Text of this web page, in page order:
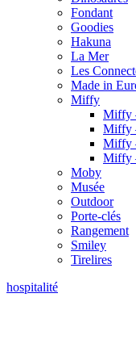
Fondant
Goodies
Hakuna
La Mer
Les
Made in
Miffy
Miffy
Miffy
Miffy
Miffy
Moby
Musée
Outdoor
Porte-clés
Rangement
Smiley
Tirelires
hospitalité